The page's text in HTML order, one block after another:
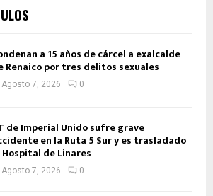
a 15 años de cárcel a exalcalde
Renaico por tres delitos sexuales
Agosto 7, 2026 0
de Imperial Unido sufre grave
en la Ruta 5 Sur y es trasladado
Hospital de Linares
Agosto 7, 2026 0